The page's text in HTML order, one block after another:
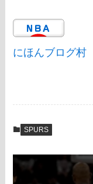
にほんブログ村
SPURS